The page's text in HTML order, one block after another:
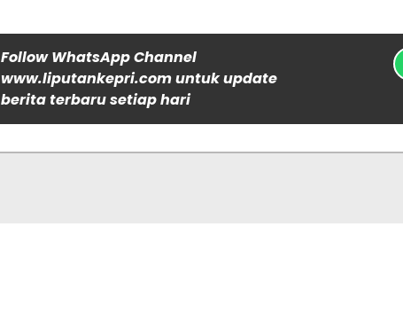
Follow WhatsApp Channel
www.liputankepri.com untuk update
berita terbaru setiap hari